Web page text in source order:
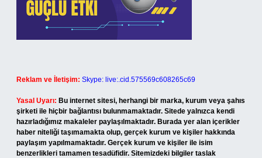
Reklam ve İletişim: Skype: live:.cid.575569c608265c69
Yasal Uyarı: Bu internet sitesi, herhangi bir marka, kurum veya şahıs
şirketi ile hiçbir bağlantısı bulunmamaktadır. Sitede yalnızca kendi
hazırladığımız makaleler paylaşılmaktadır. Burada yer alan içerikler
haber niteliği taşımamakta olup, gerçek kurum ve kişiler hakkında
paylaşım yapılmamaktadır. Gerçek kurum ve kişiler ile isim
benzerlikleri tamamen tesadüfidir. Sitemizdeki bilgiler taslak